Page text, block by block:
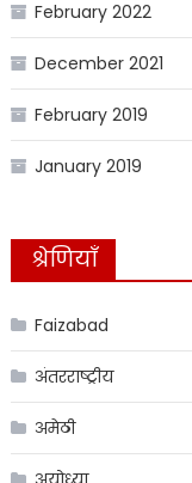
February 2022
December 2021
February 2019
January 2019
श्रेणियाँ
Faizabad
अंतरराष्ट्रीय
अमेठी